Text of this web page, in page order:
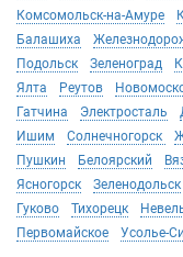
Комсомольск-на-Амуре
Балашиха
Подольск
Зеленоград
Ялта
Реутов
Гатчина
Электросталь
Ишим
Солнечногорск
Пушкин
Белоярский
Ясногорск
Зеленодольск
Гуково
Тихорецк
Первомайское
Усолье-